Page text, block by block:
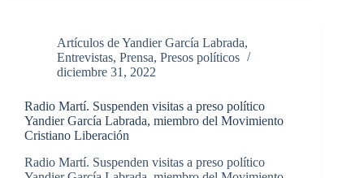
Cristiano
Liberación
ha
trasladado
a
un
centro
de
Artículos de Yandier García Labrada,
Entrevistas, Prensa, Presos políticos
diciembre 31, 2022
Radio Martí. Suspenden visitas a preso político
Yandier García Labrada, miembro del Movimiento
Cristiano Liberación
Radio Martí. Suspenden visitas a preso político